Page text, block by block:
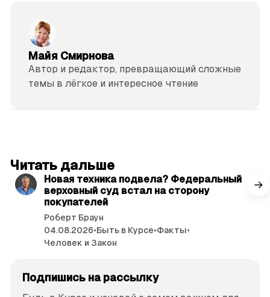
Майя Смирнова
Автор и редактор, превращающий сложные
темы в лёгкое и интересное чтение
Читать дальше
Новая техника подвела? Федеральный
верховный суд встал на сторону
покупателей
Роберт Браун
04.08.2026•Быть в Курсе•Факты•
Человек и Закон
Подпишись на рассылку